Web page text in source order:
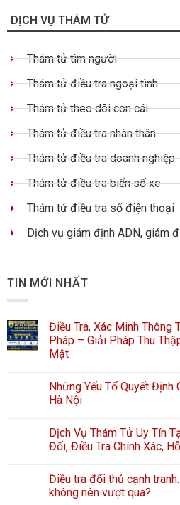
DỊCH VỤ THÁM TỬ
Thám tử tìm người
Thám tử điều tra ngoại tình
Thám tử theo dõi con cái
Thám tử điều tra nhân thân
Thám tử điều tra doanh nghiệp
Thám tử điều tra biển số xe
Thám tử điều tra số điện thoại
Dịch vụ giám định ADN, giám
TIN MỚI NHẤT
Điều Tra, Xác Minh Thông
Pháp – Giải Pháp Thu
Mật
Những Yếu Tố Quyết Định
Hà Nội
Dịch Vụ Thám Tử Uy Tín
Đối, Điều Tra Chính Xác,
Điều tra đối thủ cạnh
không nên vượt qua?